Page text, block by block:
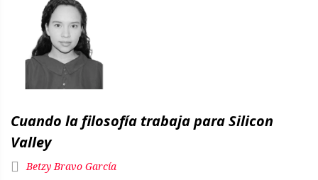
Cuando la filosofía trabaja para Silicon
Valley
Betzy Bravo García